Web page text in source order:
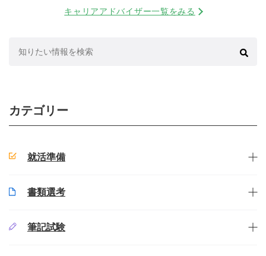
キャリアアドバイザー一覧をみる
カテゴリー
就活準備
書類選考
筆記試験